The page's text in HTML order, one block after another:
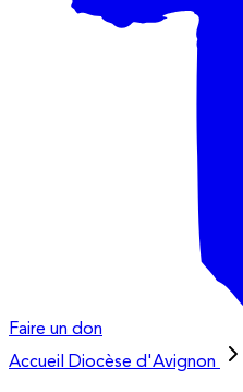
Faire un don
Accueil
Diocèse d'Avignon